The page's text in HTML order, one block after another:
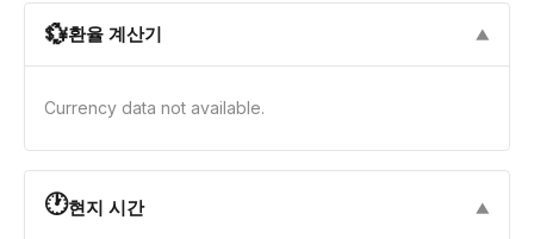
💱환율 계산기 ▼
Currency data not available.
🕐현지 시간 ▼